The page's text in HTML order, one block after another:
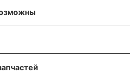
обратной связи. Мы
информации по вашему
доставка через
компанией «Деловые